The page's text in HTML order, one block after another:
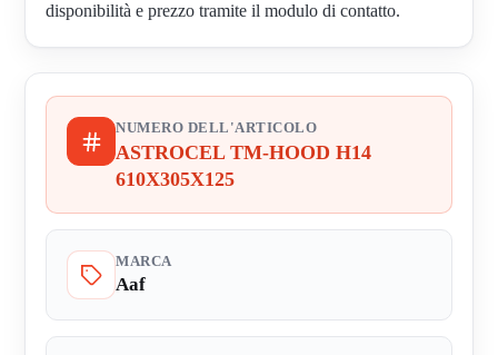
disponibilità e prezzo tramite il modulo di contatto.
NUMERO DELL'ARTICOLO
ASTROCEL TM-HOOD H14
610X305X125
MARCA
Aaf